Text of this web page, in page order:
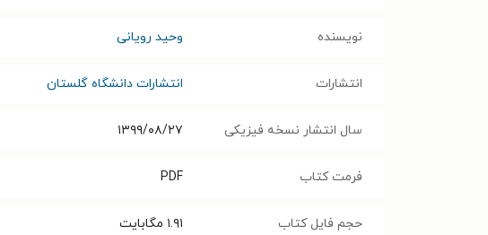
نویسنده وحید رویانی
انتشارات انتشارات دانشگاه گلستان
سال انتشار نسخه فیزیکی ۱۳۹۹/۰۸/۲۷
فرمت کتاب PDF
حجم فایل کتاب ۱.۹۱ مگابایت